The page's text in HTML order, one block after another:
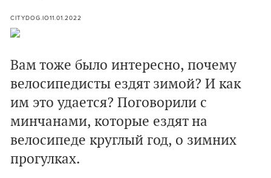
CITYDOG.IO11.01.2022
Вам тоже было интересно, почему
велосипедисты ездят зимой? И как
им это удается? Поговорили с
минчанами, которые ездят на
велосипеде круглый год, о зимних
прогулках.